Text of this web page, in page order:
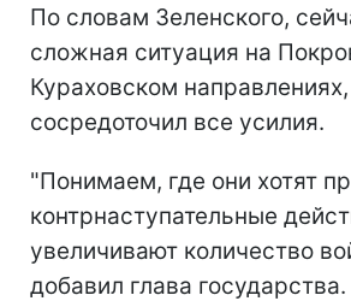
По словам Зеленского,
сложная ситуация на
Кураховском
сосредоточил все усилия.
"Понимаем, где они хотят
контрнаступательные
увеличивают количество
добавил глава государства.